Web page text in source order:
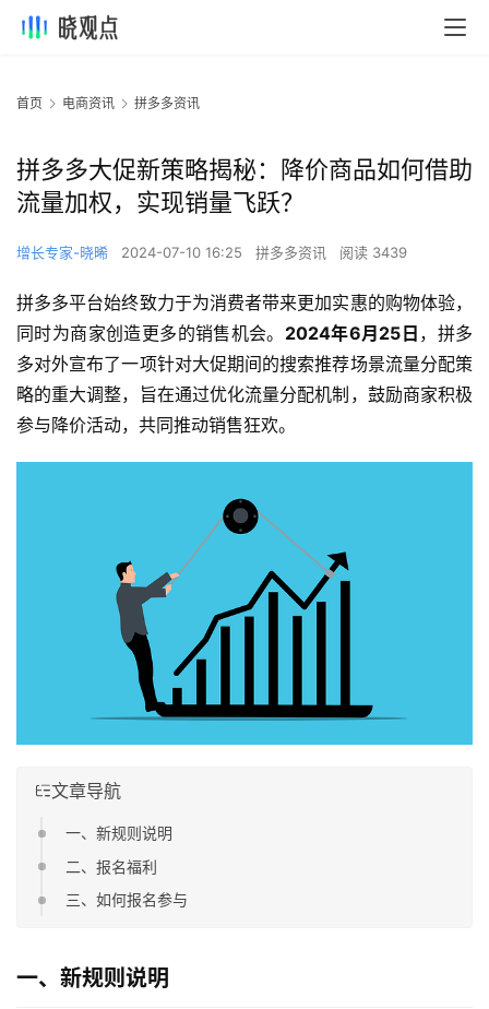
首页 电商资讯 拼多多资讯
拼多多大促新策略揭秘：降价商品如何借助
流量加权，实现销量飞跃？
增长专家-晓晞 2024-07-10 16:25 拼多多资讯 阅读 3439
拼多多平台始终致力于为消费者带来更加实惠的购物体验，
同时为商家创造更多的销售机会。 2024年6月25日 ，拼多
多对外宣布了一项针对大促期间的搜索推荐场景流量分配策
略的重大调整，旨在通过优化流量分配机制，鼓励商家积极
参与降价活动，共同推动销售狂欢。
文章导航
一、新规则说明
二、报名福利
三、如何报名参与
一、新规则说明